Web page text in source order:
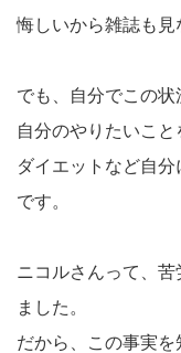
悔しいから雑誌も見
でも、自分でこの
自分のやりたいこ
ダイエットなど自
です。
ニコルさんって、
ました。
だから、この事実を